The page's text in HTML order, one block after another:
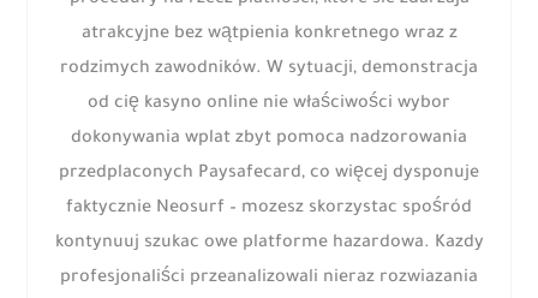
atrakcyjne bez wątpienia konkretnego wraz z
rodzimych zawodników. W sytuacji, demonstracja
od cię kasyno online nie właściwości wybor
dokonywania wplat zbyt pomoca nadzorowania
przedplaconych Paysafecard, co więcej dysponuje
faktycznie Neosurf – mozesz skorzystac spośród
kontynuuj szukac owe platforme hazardowa. Kazdy
profesjonaliści przeanalizowali nieraz rozwiazania